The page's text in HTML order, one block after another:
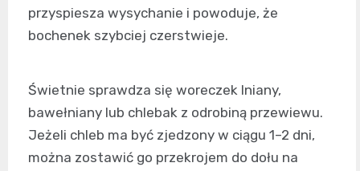
przyspiesza wysychanie i powoduje, że
bochenek szybciej czerstwieje.
Świetnie sprawdza się woreczek lniany,
bawełniany lub chlebak z odrobiną przewiewu.
Jeżeli chleb ma być zjedzony w ciągu 1–2 dni,
można zostawić go przekrojem do dołu na